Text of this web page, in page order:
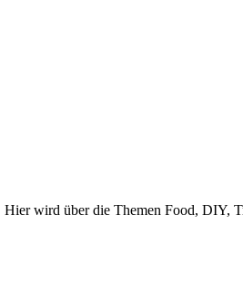
wird über die Themen Food, DIY,